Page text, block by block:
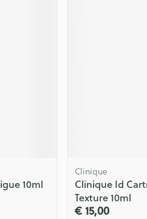
10ml
Clinique
Clinique Id
Texture 10ml
€ 15,00